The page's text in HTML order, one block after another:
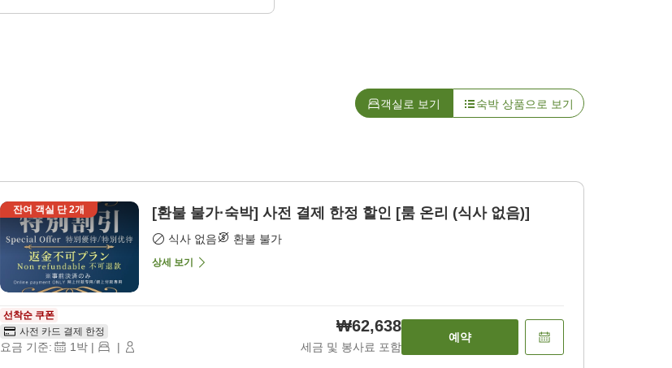
객실로 보기 숙박 상품으로 보기
잔여 객실 단2개 [환불 불가·숙박] 사전 결제 한정 할인 [룸 온리 (식사 없음)]
식사 없음 환불 불가
상세 보기
선착순 쿠폰
사전 카드 결제 한정
요금 기준: 1박 | |
₩62,638
세금 및 봉사료 포함
예약